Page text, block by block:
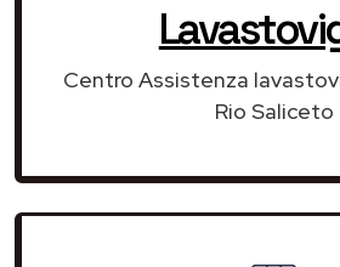
Centro Assistenza
Rio Saliceto